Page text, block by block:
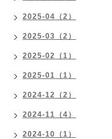
2025-04（2）
2025-03（2）
2025-02（1）
2025-01（1）
2024-12（2）
2024-11（4）
2024-10（1）